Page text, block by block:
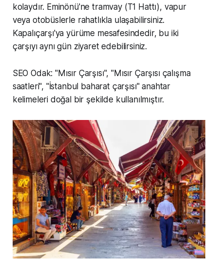
kolaydır. Eminönü'ne tramvay (T1 Hattı), vapur
veya otobüslerle rahatlıkla ulaşabilirsiniz.
Kapalıçarşı'ya yürüme mesafesindedir, bu iki
çarşıyı aynı gün ziyaret edebilirsiniz.
SEO Odak: "Mısır Çarşısı", "Mısır Çarşısı çalışma
saatleri", "İstanbul baharat çarşısı" anahtar
kelimeleri doğal bir şekilde kullanılmıştır.